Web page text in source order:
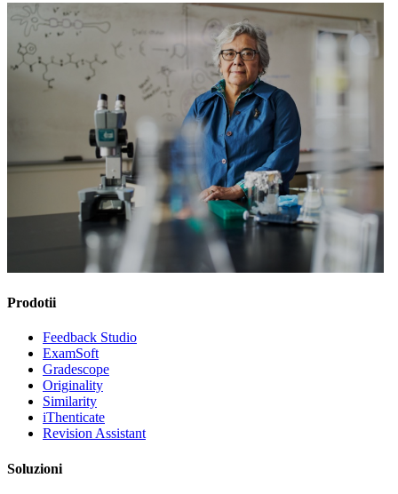
Prodotii
Feedback Studio
ExamSoft
Gradescope
Originality
Similarity
iThenticate
Revision Assistant
Soluzioni